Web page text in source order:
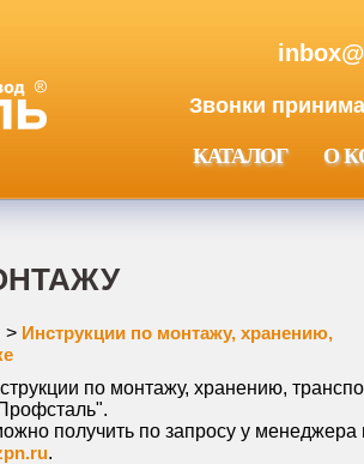
Звонки
КАТАЛОГ О
> Инструкции по монтажу, хранению,
по монтажу, хранению,
получить по запросу у менеджера
.